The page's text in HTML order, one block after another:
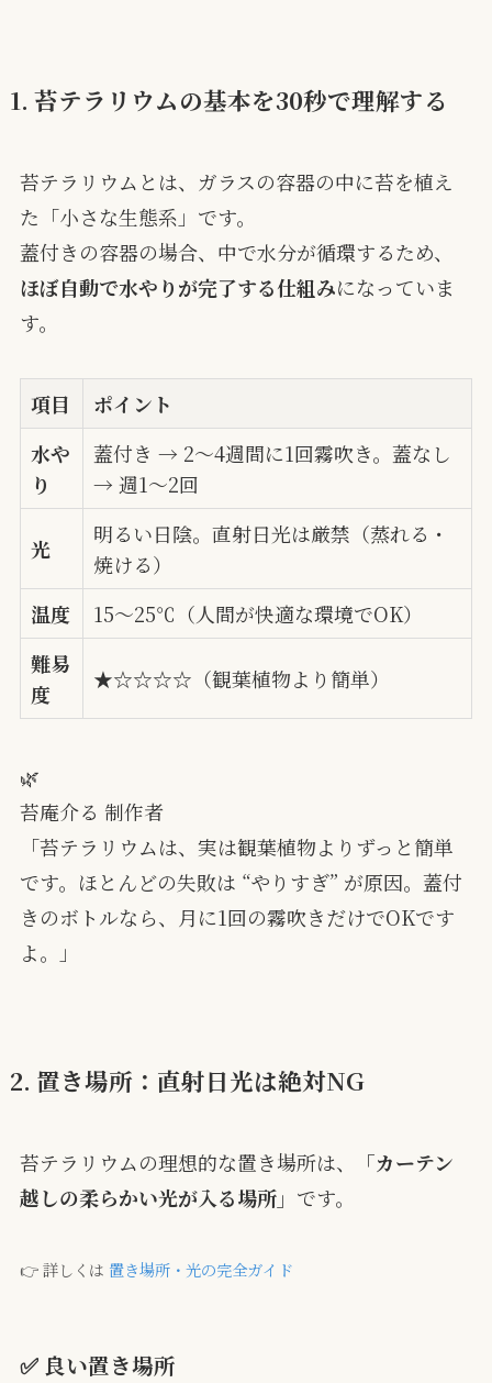
1. 苔テラリウムの基本を30秒で理解する
苔テラリウムとは、ガラスの容器の中に苔を植え
た「小さな生態系」です。
蓋付きの容器の場合、中で水分が循環するため、
ほぼ自動で水やりが完了する仕組みになっていま
す。
項目
ポイント
水や
り
蓋付き → 2〜4週間に1回霧吹き。蓋なし
→ 週1〜2回
光
明るい日陰。直射日光は厳禁（蒸れる・
焼ける）
温度
15〜25℃（人間が快適な環境でOK）
難易
度
★☆☆☆☆（観葉植物より簡単）
🌿
苔庵介る 制作者
「苔テラリウムは、実は観葉植物よりずっと簡単
です。ほとんどの失敗は “やりすぎ” が原因。蓋付
きのボトルなら、月に1回の霧吹きだけでOKです
よ。」
2. 置き場所：直射日光は絶対NG
苔テラリウムの理想的な置き場所は、
「カーテン
越しの柔らかい光が入る場所」 です。
👉 詳しくは 置き場所・光の完全ガイド
✅ 良い置き場所